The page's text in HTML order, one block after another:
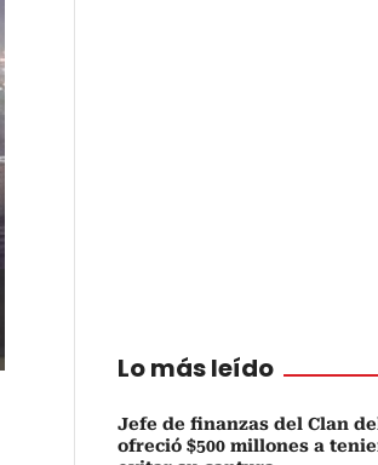
Lo más leído
Jefe de finanzas del Clan
ofreció $500 millones a